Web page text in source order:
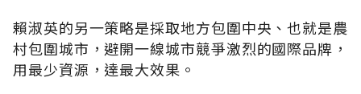
賴淑英的另一策略是採取地方包圍中央、也就是農
村包圍城市，避開一線城市競爭激烈的國際品牌，
用最少資源，達最大效果。